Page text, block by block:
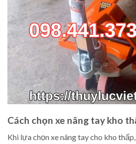
Cách chọn xe nâng tay kho
Khi lựa chọn xe nâng tay cho kho